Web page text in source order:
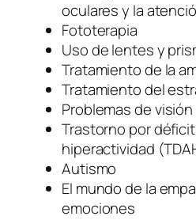
oculares y la
Fototerapia
Uso de lentes y
Tratamiento de la
Tratamiento del
Problemas de
Trastorno por
hiperactividad
Autismo
El mundo de la
emociones